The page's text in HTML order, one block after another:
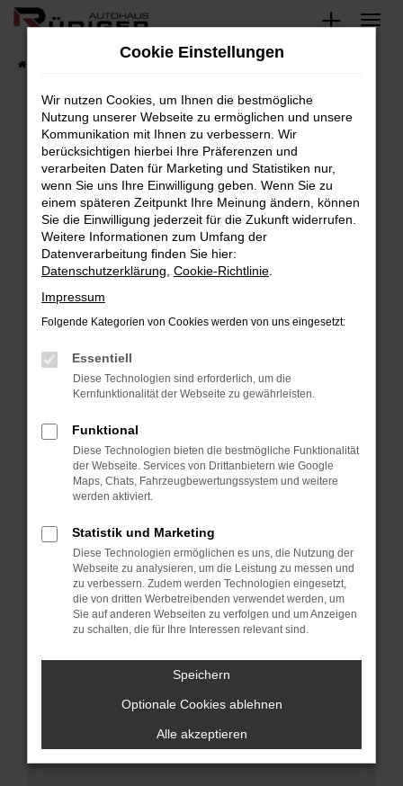
Zum
springen
Fehler: Network Error
Beim Laden ist ein Fehler aufgetreten.
Hier sind ein paar Tipps, die dir helfen können:
Überprüfe deine Firewall und deine
Internetverbindung.
Laden andere Webseiten, zum Beispiel deine
Suchmaschine?
Prüfe deine Browsererweiterungen.
können das Laden bestimmter Seiten
verhindern. Funktioniert die Seite in einem
anderen Browser oder in einem privaten
Starte dein Gerät neu.
Das kann manchmal helfen, vorübergehende
Probleme zu beheben.
Betriebssystem auf dem neuesten Stand
sind.
Veraltete Software birgt nicht nur ein
Sicherheitsrisiko, sondern kann auch dazu
führen, dass bestimmte Funktionen nicht mehr
unterstützt werden.
Wende dich an den Webseitenbetreiber.
Wenn du alle oben genannten Schritte versucht
hast, kontaktiere uns bitte. Wir werden
versuchen, das Problem zu beheben. Du kannst
uns diesen Text schicken, um uns bei der
Cookie Einstellungen
Wir nutzen Cookies, um Ihnen die bestmögliche
Nutzung unserer Webseite zu ermöglichen und unsere
Kommunikation mit Ihnen zu verbessern. Wir
berücksichtigen hierbei Ihre Präferenzen und
verarbeiten Daten für Marketing und Statistiken nur,
wenn Sie uns Ihre Einwilligung geben. Wenn Sie zu
einem späteren Zeitpunkt Ihre Meinung ändern, können
Sie die Einwilligung jederzeit für die Zukunft widerrufen.
Weitere Informationen zum Umfang der
Datenverarbeitung finden Sie hier:
Datenschutzerklärung Cookie-Richtlinie
Impressum
Folgende Kategorien von Cookies werden von uns eingesetzt:
Essentiell
Diese Technologien sind erforderlich, um die
Kernfunktionalität der Webseite zu gewährleisten.
Funktional
Diese Technologien bieten die bestmögliche Funktionalität
der Webseite. Services von Drittanbietern wie Google
Maps, Chats, Fahrzeugbewertungssystem und weitere
werden aktiviert.
Statistik und Marketing
Diese Technologien ermöglichen es uns, die Nutzung der
Webseite zu analysieren, um die Leistung zu messen und
zu verbessern. Zudem werden Technologien eingesetzt,
die von dritten Werbetreibenden verwendet werden, um
Sie auf anderen Webseiten zu verfolgen und um Anzeigen
zu schalten, die für Ihre Interessen relevant sind.
Speichern
Optionale Cookies ablehnen
Alle akzeptieren